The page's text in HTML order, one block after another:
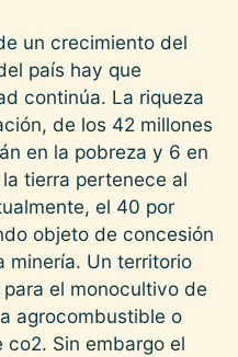
un crecimiento del
país hay que
continúa. La riqueza
de los 42 millones
en la pobreza y 6 en
tierra pertenece al
el 40 por
objeto de concesión
minería. Un territorio
el monocultivo de
agrocombustible o
Sin embargo el